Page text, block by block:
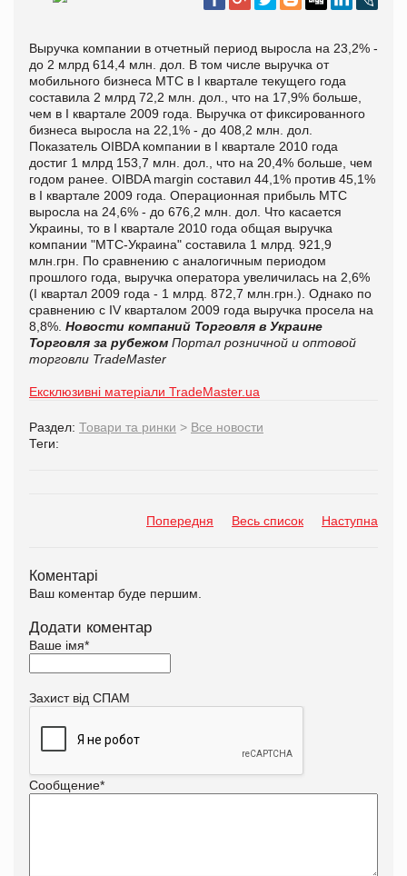
Выручка компании в отчетный период выросла на 23,2% -
до 2 млрд 614,4 млн. дол. В том числе выручка от
мобильного бизнеса МТС в I квартале текущего года
составила 2 млрд 72,2 млн. дол., что на 17,9% больше,
чем в I квартале 2009 года. Выручка от фиксированного
бизнеса выросла на 22,1% - до 408,2 млн. дол.
Показатель OIBDA компании в I квартале 2010 года
достиг 1 млрд 153,7 млн. дол., что на 20,4% больше, чем
годом ранее. OIBDA margin составил 44,1% против 45,1%
в I квартале 2009 года. Операционная прибыль МТС
выросла на 24,6% - до 676,2 млн. дол. Что касается
Украины, то в I квартале 2010 года общая выручка
компании "МТС-Украина" составила 1 млрд. 921,9
млн.грн. По сравнению с аналогичным периодом
прошлого года, выручка оператора увеличилась на 2,6%
(I квартал 2009 года - 1 млрд. 872,7 млн.грн.). Однако по
сравнению с IV кварталом 2009 года выручка просела на
8,8%. Новости компаний Торговля в Украине
Торговля за рубежом Портал розничной и оптовой
торговли TradeMaster
Ексклюзивні матеріали TradeMaster.ua
Раздел: Товари та ринки > Все новости
Теги:
Попередня Весь список Наступна
Коментарі
Ваш коментар буде першим.
Додати коментар
Ваше імя*
Захист від СПАМ
Сообщение*